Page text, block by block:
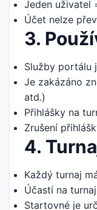
Jeden uživatel
Účet nelze
3.
Služby portálu
Je zakázáno
atd.)
Přihlášky na
Zrušení
4.
Každý turnaj
Účastí na
Startovné je